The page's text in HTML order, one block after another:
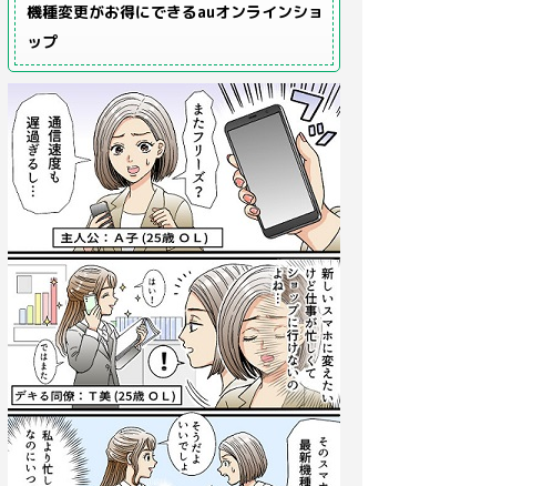
機種変更がお得にできるauオンラインショ
ップ